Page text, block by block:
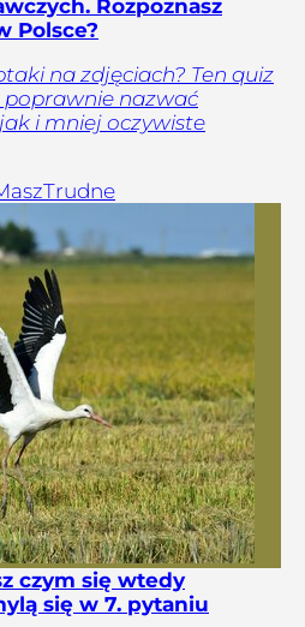
Rozpoznasz
Polsce?
na zdjęciach? Ten quiz
poprawnie nazwać
i mniej oczywiste
Trudne
czym się wtedy
się w 7. pytaniu